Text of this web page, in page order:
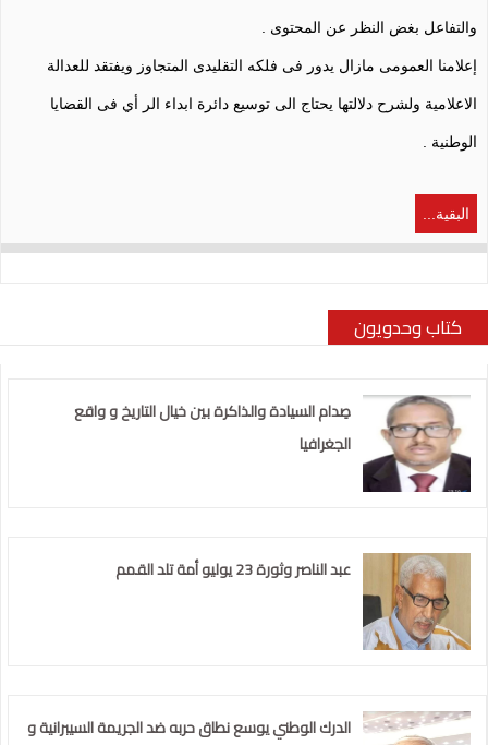
والتفاعل بغض النظر عن المحتوى .
إعلامنا العمومى مازال يدور فى فلكه التقليدى المتجاوز ويفتقد للعدالة
الاعلامية ولشرح دلالتها يحتاج الى توسيع دائرة ابداء الر أي فى القضايا
الوطنية .
البقية...
كتاب وحدويون
صِدام السيادة والذاكرة بين خيال التاريخ و واقع
الجغرافيا
عبد الناصر وثورة 23 يوليو أمة تلد القمم
الدرك الوطني يوسع نطاق حربه ضد الجريمة السيبرانية و